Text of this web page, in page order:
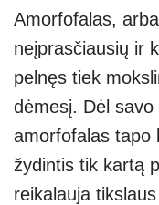
at
s
A
p
p
p
e
e
gr
a
m
Amorfofalas,
neįprasčiausių ir
pelnęs tiek
dėmesį. Dėl savo
amorfofalas tapo
žydintis tik kartą
reikalauja